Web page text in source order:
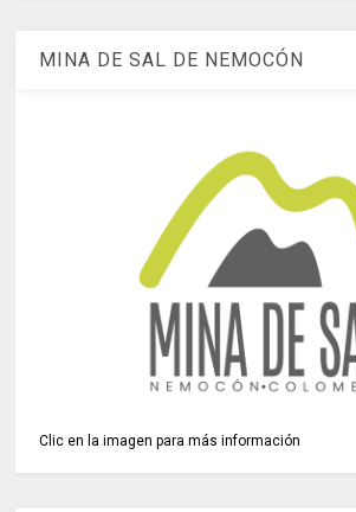
MINA DE SAL DE NEMOCÓN
Clic en la imagen para más información